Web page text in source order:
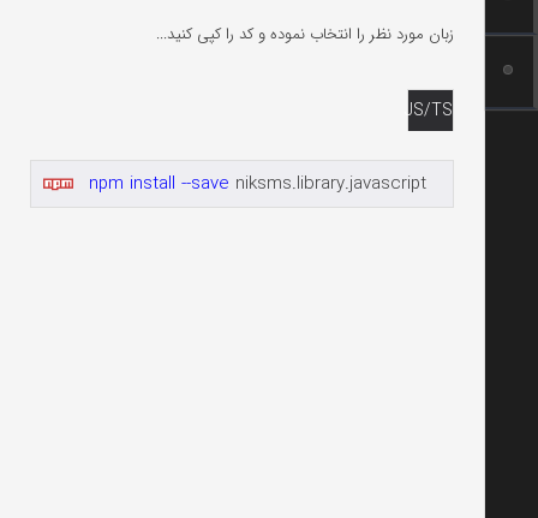
زبان مورد نظر را انتخاب نموده و کد را کپی کنید...
JS/TS
npm install --save niksms.library.javascript